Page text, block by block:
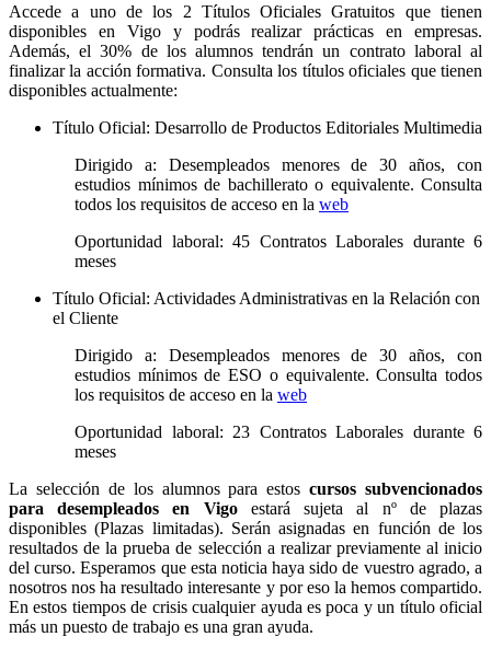
Accede a uno de los 2 Títulos Oficiales Gratuitos que tienen
disponibles en Vigo y podrás realizar prácticas en empresas.
Además, el 30% de los alumnos tendrán un contrato laboral al
finalizar la acción formativa. Consulta los títulos oficiales que tienen
disponibles actualmente:
Título Oficial: Desarrollo de Productos Editoriales Multimedia
Dirigido a: Desempleados menores de 30 años, con
estudios mínimos de bachillerato o equivalente. Consulta
todos los requisitos de acceso en la web
Oportunidad laboral: 45 Contratos Laborales durante 6
meses
Título Oficial: Actividades Administrativas en la Relación con
el Cliente
Dirigido a: Desempleados menores de 30 años, con
estudios mínimos de ESO o equivalente. Consulta todos
los requisitos de acceso en la web
Oportunidad laboral: 23 Contratos Laborales durante 6
meses
La selección de los alumnos para estoscursos subvencionados
para desempleados en Vigo estará sujeta al nº de plazas
disponibles (Plazas limitadas). Serán asignadas en función de los
resultados de la prueba de selección a realizar previamente al inicio
del curso. Esperamos que esta noticia haya sido de vuestro agrado, a
nosotros nos ha resultado interesante y por eso la hemos compartido.
En estos tiempos de crisis cualquier ayuda es poca y un título oficial
más un puesto de trabajo es una gran ayuda.